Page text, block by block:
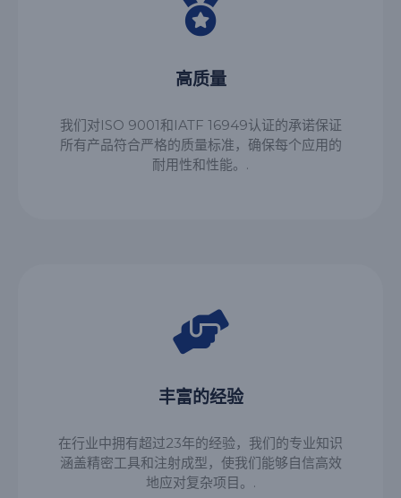
高质量
我们对ISO 9001和IATF 16949认证的承诺保证
所有产品符合严格的质量标准，确保每个应用的
耐用性和性能。.
丰富的经验
在行业中拥有超过23年的经验，我们的专业知识
涵盖精密工具和注射成型，使我们能够自信高效
地应对复杂项目。.